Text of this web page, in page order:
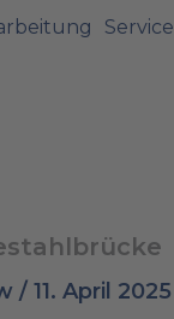
Service
/ 11. April 2025